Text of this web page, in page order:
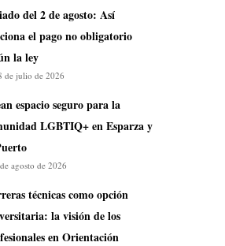
del 2 de agosto: Así
el pago no obligatorio
la ley
de julio de 2026
espacio seguro para la
LGBTIQ+ en Esparza y
agosto de 2026
técnicas como opción
la visión de los
en Orientación